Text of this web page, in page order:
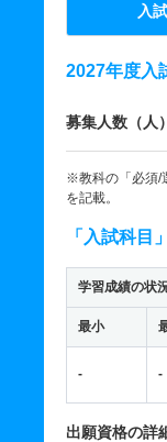
入
2027年度入
募集人数（人
※教科の「必須/
を記載。
「入試科目
学習成績の状
最小
- -
出願資格の詳